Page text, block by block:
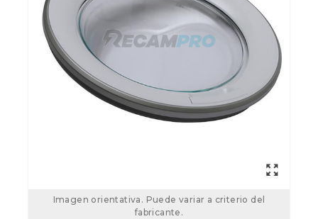
Imagen orientativa. Puede variar a criterio del
fabricante.